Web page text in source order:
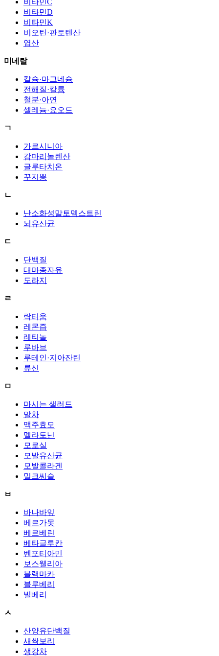
비타민D
비타민K
비오틴·판토텐산
엽산
미네랄
칼슘·마그네슘
전해질·칼륨
철분·아연
셀레늄·요오드
ㄱ
가르시니아
감마리놀렌산
글루타치온
꾸지뽕
ㄴ
난소화성말토덱스트린
뇌유산균
ㄷ
단백질
대마종자유
도라지
ㄹ
락티움
레몬즙
레티놀
루바브
루테인·지아잔틴
류신
ㅁ
마시는 샐러드
말차
맥주효모
멜라토닌
모로실
모발유산균
모발콜라겐
밀크씨슬
ㅂ
바나바잎
베르가못
베르베린
베타글루칸
벤포티아민
보스웰리아
블랙마카
블루베리
빌베리
ㅅ
산양유단백질
새싹보리
생강차